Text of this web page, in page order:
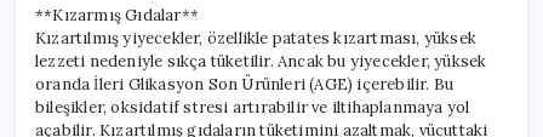
**Kızarmış Gıdalar**
Kızartılmış yiyecekler, özellikle patates kızartması, yüksek
lezzeti nedeniyle sıkça tüketilir. Ancak bu yiyecekler, yüksek
oranda İleri Glikasyon Son Ürünleri (AGE) içerebilir. Bu
bileşikler, oksidatif stresi artırabilir ve iltihaplanmaya yol
açabilir. Kızartılmış gıdaların tüketimini azaltmak, vücuttaki